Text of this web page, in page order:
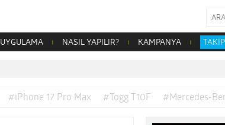
UYGULAMA NASIL YAPILIR? KAMPANYA
#iPhone 17 Pro Max #Togg T10F #Mercedes-